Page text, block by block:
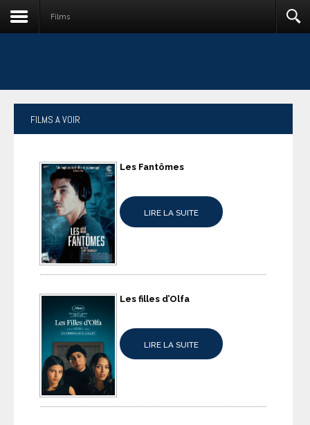
Films
FILMS A VOIR
Les Fantômes
LIRE LA SUITE
Les filles d’Olfa
LIRE LA SUITE